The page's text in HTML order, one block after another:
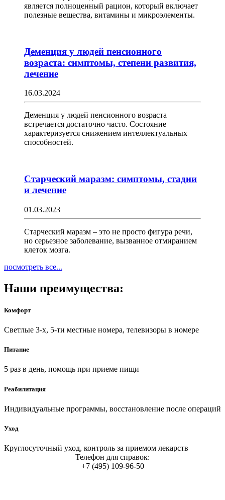
является полноценный рацион, который включает
полезные вещества, витамины и микроэлементы.
Деменция у людей пенсионного
возраста: симптомы, степени развития,
лечение
16.03.2024
Деменция у людей пенсионного возраста
встречается достаточно часто. Состояние
характеризуется снижением интеллектуальных
способностей.
Старческий маразм: симптомы, стадии
и лечение
01.03.2023
Старческий маразм – это не просто фигура речи,
но серьезное заболевание, вызванное отмиранием
клеток мозга.
посмотреть все...
Наши преимущества:
Комфорт
Светлые 3-х, 5-ти местные номера, телевизоры в номере
Питание
5 раз в день, помощь при приеме пищи
Реабилитация
Индивидуальные программы, восстановление после операций
Уход
Круглосуточный уход, контроль за приемом лекарств
Телефон для справок:
+7 (495) 109-96-50